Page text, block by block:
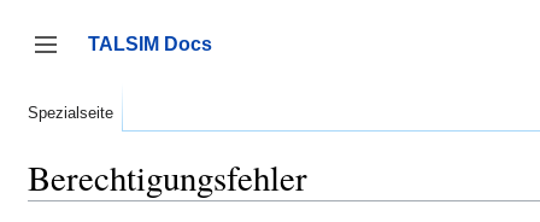
springen
Seitenleiste umschalten
TALSIM Docs
Spezialseite
Berechtigungsfehler